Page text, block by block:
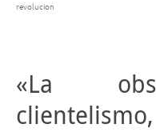
revolucion
«La